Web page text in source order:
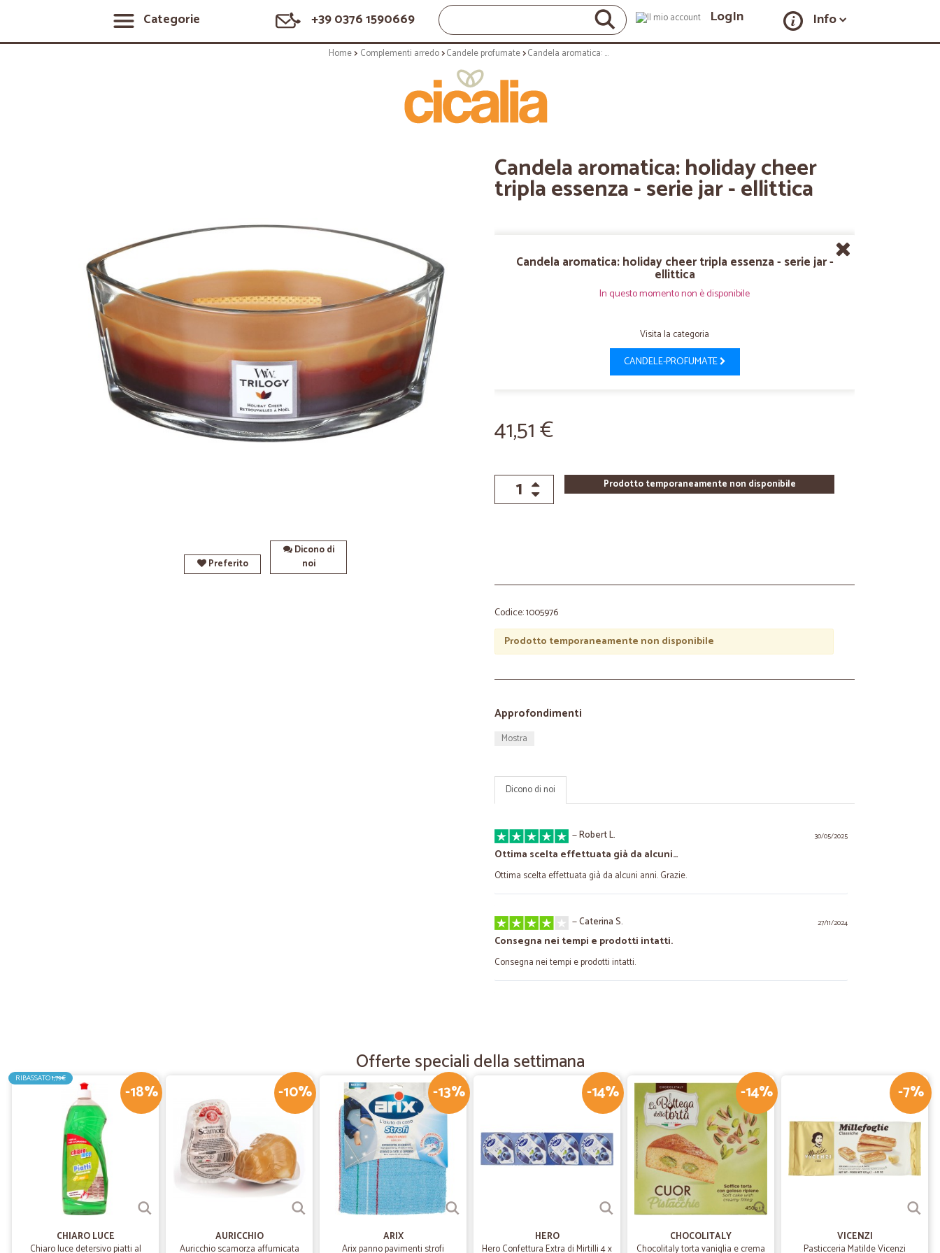
Categorie +39 0376 1590669 LogIn Info
Home Complementi arredo Candele profumate Candela aromatica: holiday cheer tripla essenza - serie jar - ellittica
Preferito
Dicono di
noi
Candela aromatica: holiday cheer
tripla essenza - serie jar - ellittica
Candela aromatica: holiday cheer tripla essenza - serie jar -
ellittica
In questo momento non è disponibile
Visita la categoria
CANDELE-PROFUMATE
41,51 €
Prodotto temporaneamente non disponibile
Codice: 1005976
Prodotto temporaneamente non disponibile
Approfondimenti
Mostra
Dicono di noi
30/05/2025
—Robert L.
Ottima scelta effettuata già da alcuni…
Ottima scelta effettuata già da alcuni anni. Grazie.
27/11/2024
—Caterina S.
Consegna nei tempi e prodotti intatti.
Consegna nei tempi e prodotti intatti.
disponibilità. Molto veloci nelle spedizioni. Molta cortesia. Grazie
Gianluca G.
Frutta molto buona, formaggi normali come supermercato ma più cari, così come affettati in
trancio. Rapidità di spedizione e refrigerata
Maria irene Z.
Grande velocità nella consegna
Offerte speciali della settimana
-18%
RIBASSATO1,79€
CHIARO LUCE
Chiaro luce detersivo piatti al
-10%
AURICCHIO
Auricchio scamorza affumicata
-13%
ARIX
Arix panno pavimenti strofi
-14%
HERO
Hero Confettura Extra di Mirtilli 4 x
-14%
CHOCOLITALY
Chocolitaly torta vaniglia e crema
-7%
VICENZI
Pasticceria Matilde Vicenzi